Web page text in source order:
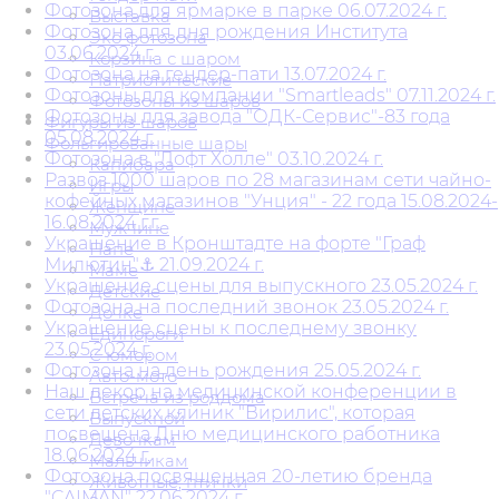
Выставка
Эко фотозона
Корзина с шаром
Патриотические
Фотозоны из шаров
Фигуры из шаров
Фольгированные шары
Капибара
Игры
Женщине
Мужчине
Папе
Маме
Детские
Дочке
Единороги
С юмором
Авто-мото
Встреча из роддома
Выпускной
Девочкам
Мальчикам
Животные, птички
Фотозона для ярмарке в парке 06.07.2024 г.
Фотозона для дня рождения Института
03.06.2024 г.
Фотозона на гендер-пати 13.07.2024 г.
Фотозоны для компании "Smartleads" 07.11.2024 г.
Фотозоны для завода "ОДК-Сервис"-83 года
05.08.2024 г.
Фотозона в "Лофт Холле" 03.10.2024 г.
Развоз 1000 шаров по 28 магазинам сети чайно-
кофейных магазинов "Унция" - 22 года 15.08.2024-
16.08.2024 г.г.
Украшение в Кронштадте на форте "Граф
Милютин"⚓ 21.09.2024 г.
Украшение сцены для выпускного 23.05.2024 г.
Фотозона на последний звонок 23.05.2024 г.
Украшение сцены к последнему звонку
23.05.2024 г.
Фотозона на день рождения 25.05.2024 г.
Наш декор на медицинской конференции в
сети детских клиник "Вирилис", которая
посвещена Дню медицинского работника
18.06.2024 г.
Фотозона посвященная 20-летию бренда